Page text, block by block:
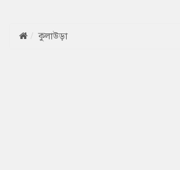
কুলাউড়া